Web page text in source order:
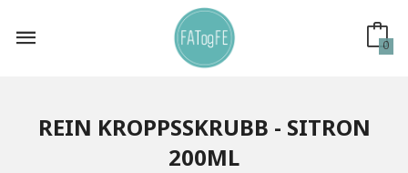
innholdet
0
REIN KROPPSSKRUBB - SITRON
200ML